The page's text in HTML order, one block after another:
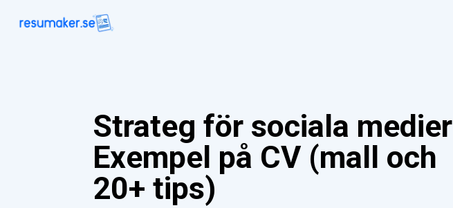
Strateg för sociala medier
Exempel på CV (mall och
20+ tips)